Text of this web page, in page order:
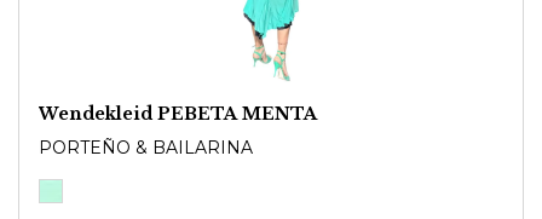
Wendekleid PEBETA MENTA
PORTEÑO & BAILARINA